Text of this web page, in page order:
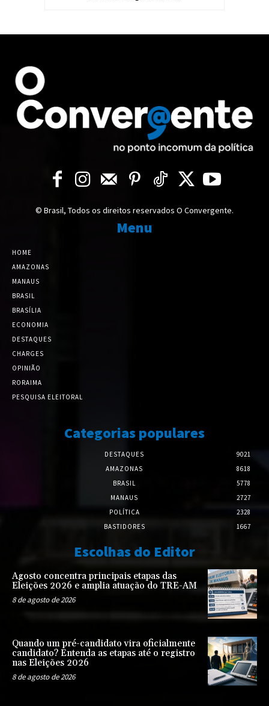
© Brasil, Todos os direitos reservados O Convergente.
Menu
HOME
AMAZONAS
MANAUS
BRASIL
BRASÍLIA
ECONOMIA
DESTAQUES
CHARGES
OPINIÃO
RORAIMA
PESQUISA ELEITORAL
Categorias populares
DESTAQUES
9021
AMAZONAS
8618
BRASIL
5778
MANAUS
2727
POLÍTICA
2328
BASTIDORES
1667
Escolhas do Editor
Agosto concentra principais etapas das
Eleições 2026 e amplia atuação do TRE-AM
8 de agosto de 2026
Quando um pré-candidato vira oficialmente
candidato? Entenda as etapas até o registro
nas Eleições 2026
8 de agosto de 2026